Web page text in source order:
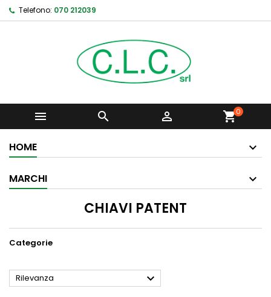
Telefono: 070 212039
   shopping_cart0
HOME
MARCHI
CHIAVI PATENT
Categorie
Rilevanza 